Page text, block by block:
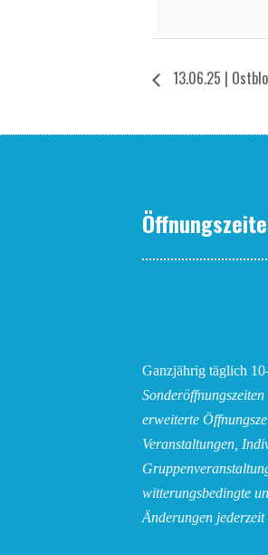
13.06.25 |
Ganzjährig täglich
erweiterte
Veranstaltungen,
witterungsbedingte
Änderungen